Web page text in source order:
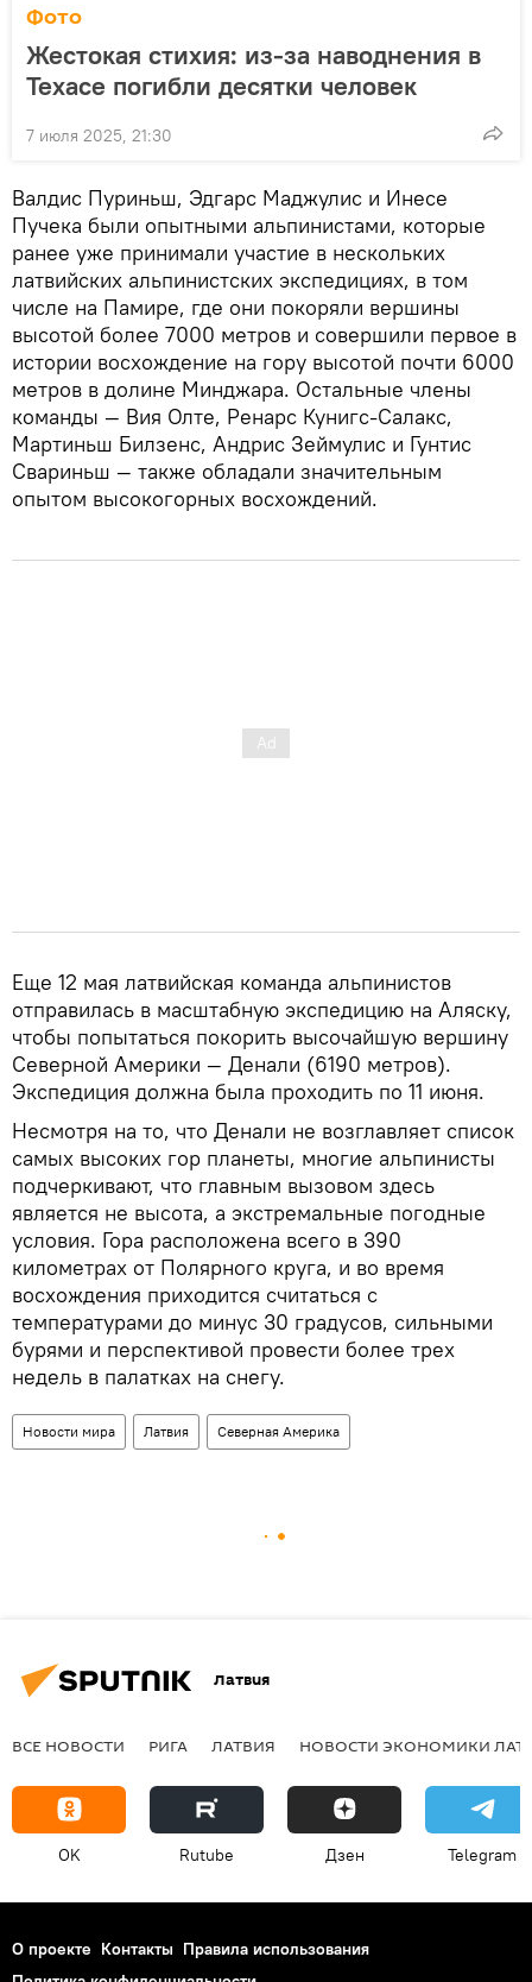
Фото
Жестокая стихия: из-за наводнения в
Техасе погибли десятки человек
7 июля 2025, 21:30
Валдис Пуриньш, Эдгарс Маджулис и Инесе
Пучека были опытными альпинистами, которые
ранее уже принимали участие в нескольких
латвийских альпинистских экспедициях, в том
числе на Памире, где они покоряли вершины
высотой более 7000 метров и совершили первое в
истории восхождение на гору высотой почти 6000
метров в долине Минджара. Остальные члены
команды — Вия Олте, Ренарс Кунигс-Салакс,
Мартиньш Билзенс, Андрис Зеймулис и Гунтис
Свариньш — также обладали значительным
опытом высокогорных восхождений.
Еще 12 мая латвийская команда альпинистов
отправилась в масштабную экспедицию на Аляску,
чтобы попытаться покорить высочайшую вершину
Северной Америки — Денали (6190 метров).
Экспедиция должна была проходить по 11 июня.
Несмотря на то, что Денали не возглавляет список
самых высоких гор планеты, многие альпинисты
подчеркивают, что главным вызовом здесь
является не высота, а экстремальные погодные
условия. Гора расположена всего в 390
километрах от Полярного круга, и во время
восхождения приходится считаться с
температурами до минус 30 градусов, сильными
бурями и перспективой провести более трех
недель в палатках на снегу.
Новости мира Латвия Северная Америка
Латвия
ВСЕ НОВОСТИ РИГА ЛАТВИЯ НОВОСТИ ЭКОНОМИКИ
OK Rutube Дзен Telegram
О проекте Контакты Правила использования